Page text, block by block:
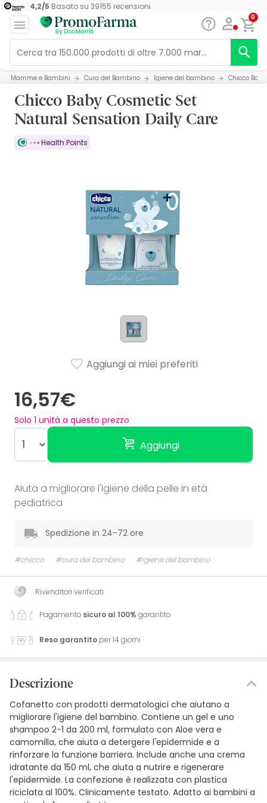
4,2/5 Basato su 39155 recensioni
0
Mamme e Bambini Cura del Bambino Igiene del bambino Chicco
Chicco Baby Cosmetic Set
Natural Sensation Daily Care
Health Points
16,57€
Solo 1 unità a questo prezzo
Aggiungi
Aggiungi ai miei preferiti
Aiuta a migliorare l'igiene della pelle in età
pediatrica
Spedizione in 24-72 ore
#chicco #cura del bambino #igiene del bambino
Rivenditori verificati
Pagamento sicuro al 100% garantito
Reso garantito per 14 giorni
Descrizione
Cofanetto con prodotti dermatologici che aiutano a
migliorare l'igiene del bambino. Contiene un gel e uno
shampoo 2-1 da 200 ml, formulato con Aloe vera e
camomilla, che aiuta a detergere l'epidermide e a
rinforzare la funzione barriera. Include anche una crema
idratante da 150 ml, che aiuta a nutrire e rigenerare
l'epidermide. La confezione è realizzata con plastica
riciclata al 100%. Clinicamente testato. Adatto ai bambini a